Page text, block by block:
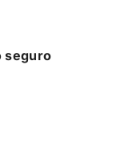
seguro